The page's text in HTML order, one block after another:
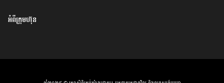
អំពីក្រុមហ៊ុន